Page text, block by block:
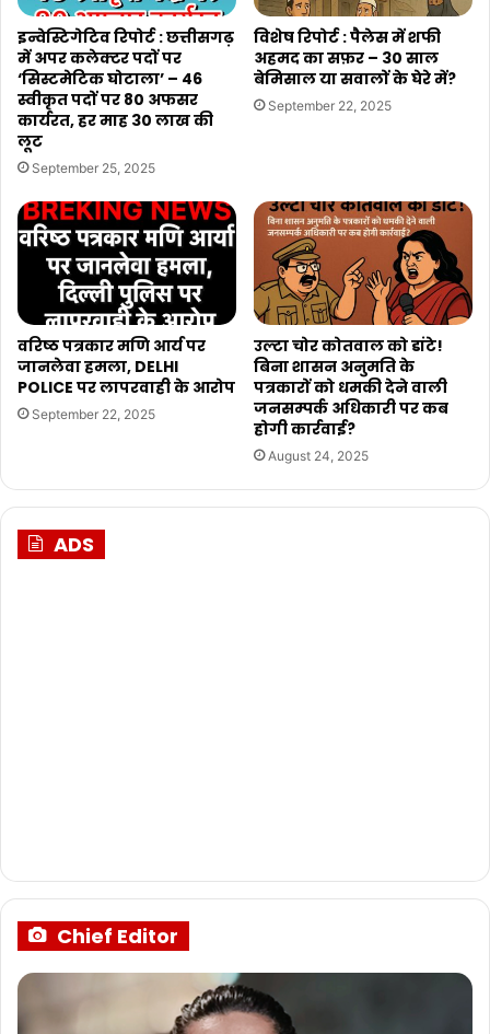
इन्वेस्टिगेटिव रिपोर्ट : छत्तीसगढ़
में अपर कलेक्टर पदों पर
‘सिस्टमेटिक घोटाला’ – 46
स्वीकृत पदों पर 80 अफसर
कार्यरत, हर माह 30 लाख की
लूट
September 25, 2025
विशेष रिपोर्ट : पैलेस में शफी
अहमद का सफ़र – 30 साल
बेमिसाल या सवालों के घेरे में?
September 22, 2025
वरिष्ठ पत्रकार मणि आर्य पर
जानलेवा हमला, DELHI
POLICE पर लापरवाही के आरोप
September 22, 2025
उल्टा चोर कोतवाल को डांटे!
बिना शासन अनुमति के
पत्रकारों को धमकी देने वाली
जनसम्पर्क अधिकारी पर कब
होगी कार्रवाई?
August 24, 2025
ADS
Chief Editor